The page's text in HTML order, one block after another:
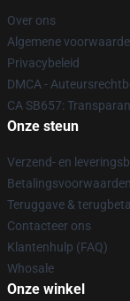
Over ons
Algemene
Privacybeleid
DMCA -
CA SB657:
Onze steun
Verzend- en
Betalingsvoorwaarden
Teruggave &
Contacteer ons
Klantenhulp (FAQ)
Whosale
Onze winkel